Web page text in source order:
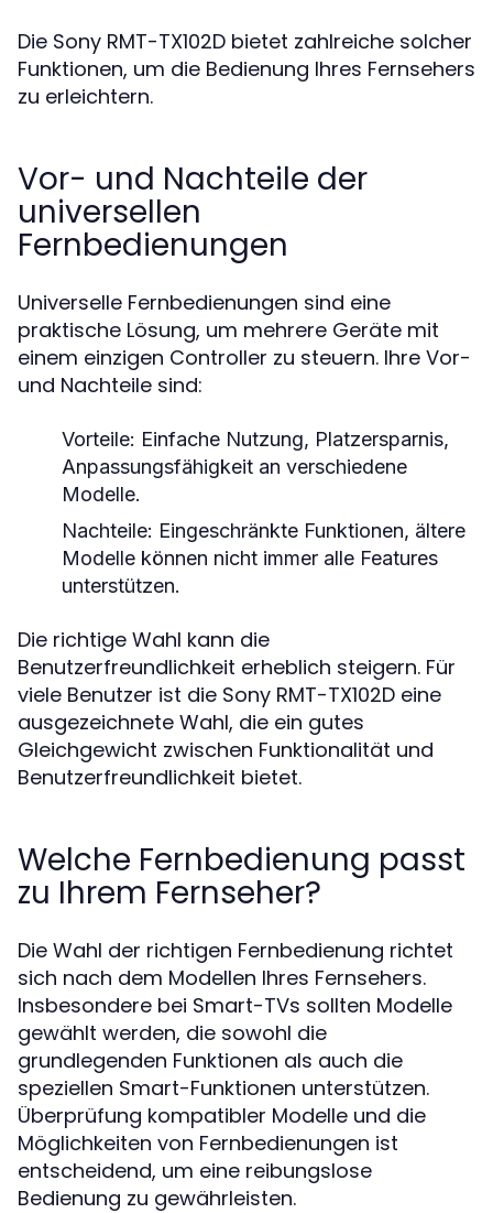
Die Sony RMT-TX102D bietet zahlreiche solcher
Funktionen, um die Bedienung Ihres Fernsehers
zu erleichtern.
Vor- und Nachteile der
universellen
Fernbedienungen
Universelle Fernbedienungen sind eine
praktische Lösung, um mehrere Geräte mit
einem einzigen Controller zu steuern. Ihre Vor-
und Nachteile sind:
Vorteile: Einfache Nutzung, Platzersparnis,
Anpassungsfähigkeit an verschiedene
Modelle.
Nachteile: Eingeschränkte Funktionen, ältere
Modelle können nicht immer alle Features
unterstützen.
Die richtige Wahl kann die
Benutzerfreundlichkeit erheblich steigern. Für
viele Benutzer ist die Sony RMT-TX102D eine
ausgezeichnete Wahl, die ein gutes
Gleichgewicht zwischen Funktionalität und
Benutzerfreundlichkeit bietet.
Welche Fernbedienung passt
zu Ihrem Fernseher?
Die Wahl der richtigen Fernbedienung richtet
sich nach dem Modellen Ihres Fernsehers.
Insbesondere bei Smart-TVs sollten Modelle
gewählt werden, die sowohl die
grundlegenden Funktionen als auch die
speziellen Smart-Funktionen unterstützen.
Überprüfung kompatibler Modelle und die
Möglichkeiten von Fernbedienungen ist
entscheidend, um eine reibungslose
Bedienung zu gewährleisten.